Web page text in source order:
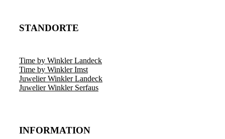
STANDORTE
Time by Winkler Landeck
Time by Winkler Imst
Juwelier Winkler Landeck
Juwelier Winkler Serfaus
INFORMATION